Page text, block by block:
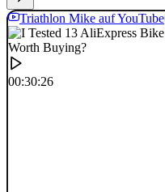
Triathlon Mike auf YouTube
00:30:26